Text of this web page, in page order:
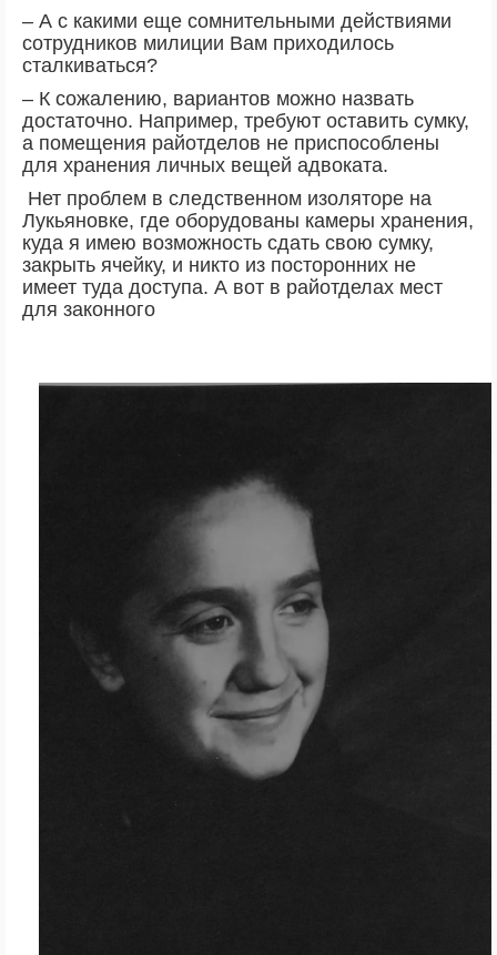
– А с какими еще сомнительными действиями
сотрудников милиции Вам приходилось
сталкиваться?
– К сожалению, вариантов можно назвать
достаточно. Например, требуют оставить сумку,
а помещения райотделов не приспособлены
для хранения личных вещей адвоката.
Нет проблем в следственном изоляторе на
Лукьяновке, где оборудованы камеры хранения,
куда я имею возможность сдать свою сумку,
закрыть ячейку, и никто из посторонних не
имеет туда доступа. А вот в райотделах мест
для законного